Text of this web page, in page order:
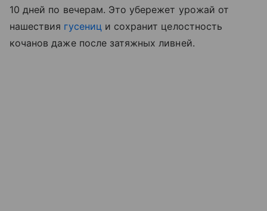
10 дней по вечерам. Это убережет урожай от
нашествия гусеници сохранит целостность
кочанов даже после затяжных ливней.